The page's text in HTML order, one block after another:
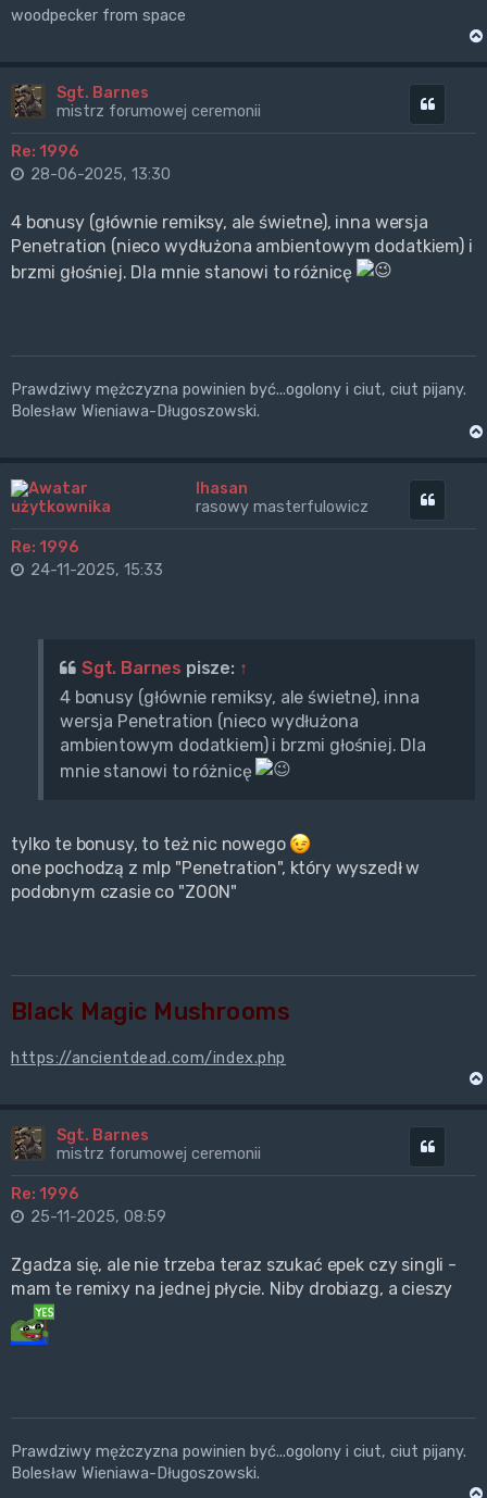
woodpecker from space
Sgt. Barnes
mistrz forumowej ceremonii
Re: 1996
28-06-2025, 13:30
4 bonusy (głównie remiksy, ale świetne), inna wersja
Penetration (nieco wydłużona ambientowym dodatkiem) i
brzmi głośniej. Dla mnie stanowi to różnicę
Prawdziwy mężczyzna powinien być...ogolony i ciut, ciut pijany.
Bolesław Wieniawa-Długoszowski.
Ihasan
rasowy masterfulowicz
Re: 1996
24-11-2025, 15:33
Sgt. Barnes pisze: ↑
4 bonusy (głównie remiksy, ale świetne), inna
wersja Penetration (nieco wydłużona
ambientowym dodatkiem) i brzmi głośniej. Dla
mnie stanowi to różnicę
tylko te bonusy, to też nic nowego
one pochodzą z mlp "Penetration", który wyszedł w
podobnym czasie co "ZOON"
Black Magic Mushrooms
https://ancientdead.com/index.php
Sgt. Barnes
mistrz forumowej ceremonii
Re: 1996
25-11-2025, 08:59
Zgadza się, ale nie trzeba teraz szukać epek czy singli -
mam te remixy na jednej płycie. Niby drobiazg, a cieszy
Prawdziwy mężczyzna powinien być...ogolony i ciut, ciut pijany.
Bolesław Wieniawa-Długoszowski.